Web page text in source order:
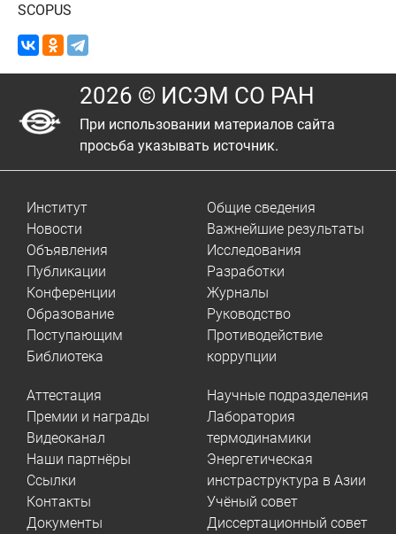
SCOPUS
2026 © ИСЭМ СО РАН
При использовании материалов сайта
просьба указывать источник.
Институт
Новости
Объявления
Публикации
Конференции
Образование
Поступающим
Библиотека
Общие сведения
Важнейшие результаты
Исследования
Разработки
Журналы
Руководство
Противодействие
коррупции
Аттестация
Премии и награды
Видеоканал
Наши партнёры
Ссылки
Контакты
Документы
Научные подразделения
Лаборатория
термодинамики
Энергетическая
инстраструктура в Азии
Учёный совет
Диссертационный совет